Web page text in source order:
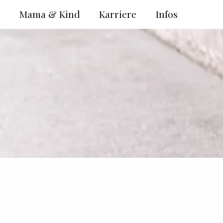
Infos
Karriere
Mama & Kind